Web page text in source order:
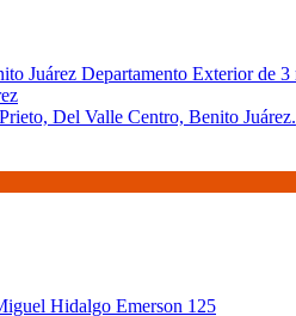
Del Valle Centro, Benito Juárez.